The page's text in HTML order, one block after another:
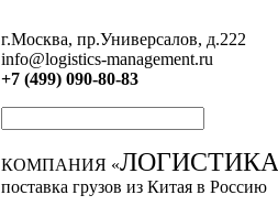
г.Москва, пр.Универсалов, д.222
info@logistics-management.ru
+7 (499) 090-80-83
КОМПАНИЯ «ЛОГИСТИКА
поставка грузов из Китая в Россию